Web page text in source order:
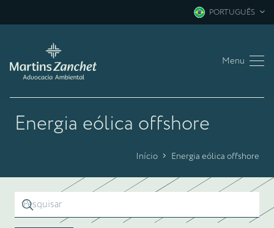
PORTUGUÊS
Menu
Energia eólica offshore
Início Energia eólica offshore